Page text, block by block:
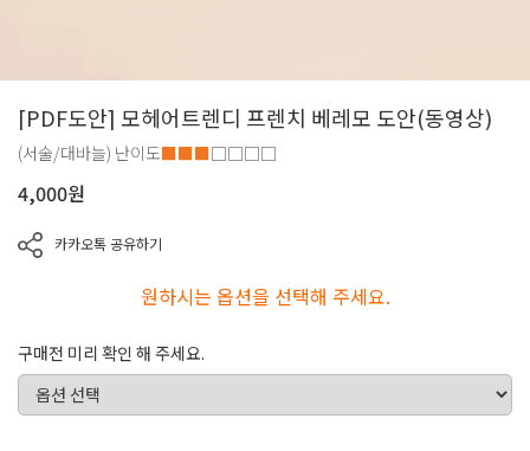
[PDF도안] 모헤어트렌디 프렌치 베레모 도안(동영상)
(서술/대바늘) 난이도■■■□□□□
4,000원
카카오톡 공유하기
원하시는 옵션을 선택해 주세요.
구매전 미리 확인 해 주세요.